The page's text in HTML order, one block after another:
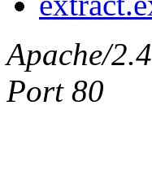
Apache/
Port 80